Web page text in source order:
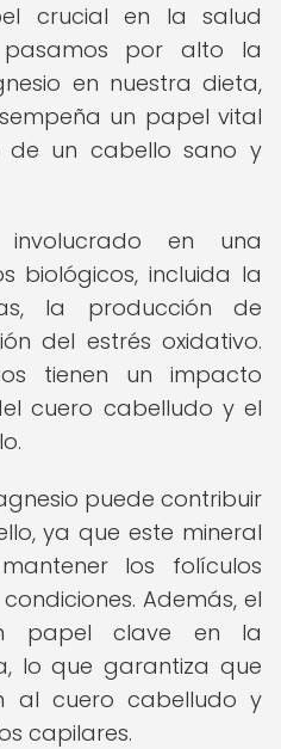
crucial en la salud
por alto la
en nuestra dieta,
un papel vital
de un cabello sano y
en una
biológicos, incluida la
la producción de
del estrés oxidativo.
tienen un impacto
cuero cabelludo y el
puede contribuir
ya que este mineral
los folículos
Además, el
papel clave en la
lo que garantiza que
al cuero cabelludo y
capilares.